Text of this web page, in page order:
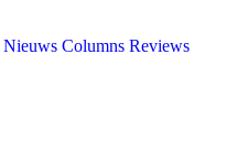
Nieuws Columns Reviews